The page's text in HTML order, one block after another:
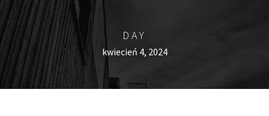
DAY
kwiecień 4, 2024